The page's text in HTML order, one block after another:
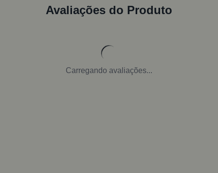
Avaliações do Produto
Carregando avaliações...